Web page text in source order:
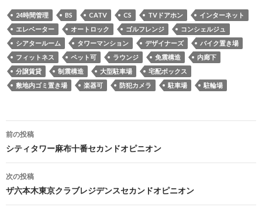
24時間管理 BS CATV CS TVドアホン
インターネット
エレベーター
オートロック ゴルフレンジ
コンシェルジュ
シアタールーム
タワーマンション デザイナーズ
バイク置き場
フィットネス
ペット可 ラウンジ 免震構造
内廊下
分譲賃貸
制震構造 大型駐車場
宅配ボックス
敷地内ゴミ置き場
楽器可 防犯カメラ 駐車場 駐輪場
投
稿
ナ
ビ
ゲ
前の投稿
シティタワー麻布十番セカンドオピニオン
次の投稿
ザ六本木東京クラブレジデンスセカンドオピニオン